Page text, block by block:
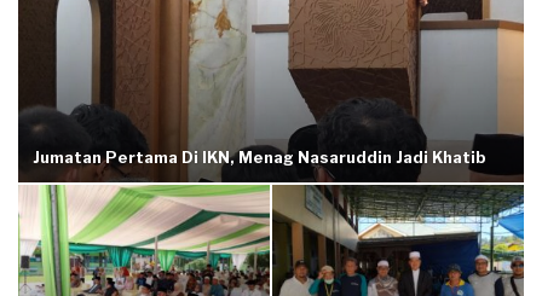
Jumatan Pertama Di IKN, Menag Nasaruddin Jadi Khatib